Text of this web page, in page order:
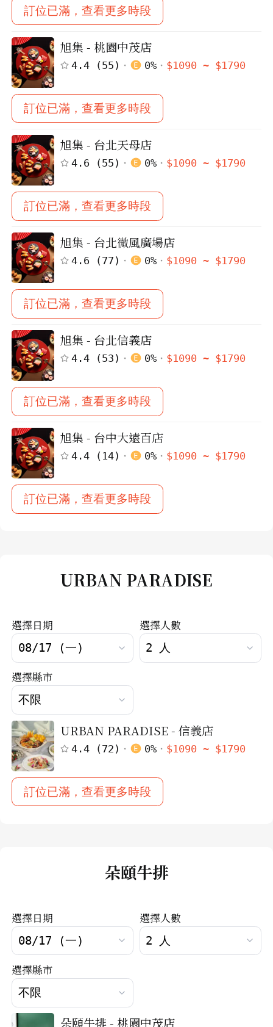
訂位已滿，查看更多時段
旭集 - 桃園中茂店
4.4 (55 ) 0% $1090 ~ $1790
訂位已滿，查看更多時段
旭集 - 台北天母店
4.6 (55 ) 0% $1090 ~ $1790
訂位已滿，查看更多時段
旭集 - 台北微風廣場店
4.6 (77 ) 0% $1090 ~ $1790
訂位已滿，查看更多時段
旭集 - 台北信義店
4.4 (53 ) 0% $1090 ~ $1790
訂位已滿，查看更多時段
旭集 - 台中大遠百店
4.4 ( 14) 0% $1090 ~ $1790
訂位已滿，查看更多時段
URBAN PARADISE
選擇日期 選擇人數
選擇縣市
URBAN PARADISE - 信義店
4.4 (72 ) 0% $1090 ~ $1790
訂位已滿，查看更多時段
朵頤牛排
選擇日期 選擇人數
選擇縣市
朵頤牛排 - 桃園中茂店